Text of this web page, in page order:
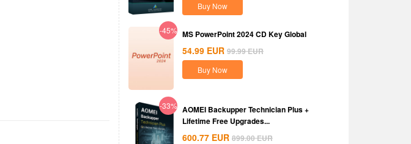
Buy Now
-45% MS PowerPoint 2024 CD Key Global
54.99 EUR 99.99EUR
Buy Now
-33% AOMEI Backupper Technician Plus +
Lifetime Free Upgrades...
600.77 EUR 899.00EUR